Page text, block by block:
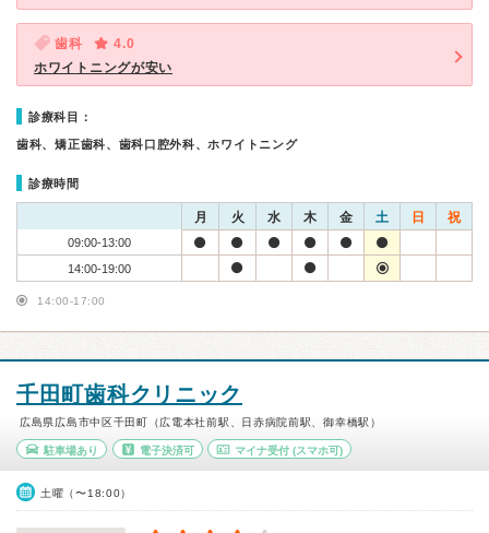
歯科
4.0
ホワイトニングが安い
診療科目：
歯科、矯正歯科、歯科口腔外科、ホワイトニング
診療時間
月 火 水 木 金 土 日 祝
09:00-13:00
14:00-19:00
14:00-17:00
千田町歯科クリニック
広島県広島市中区千田町（広電本社前駅、日赤病院前駅、御幸橋駅）
駐車場あり 電子決済可 マイナ受付 (スマホ可)
土曜（〜18:00）